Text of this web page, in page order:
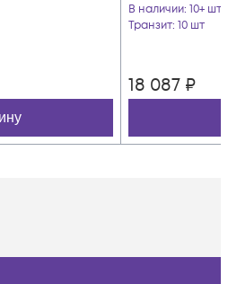
В наличии: 10+ шт
Транзит: 10 шт
18 087 ₽